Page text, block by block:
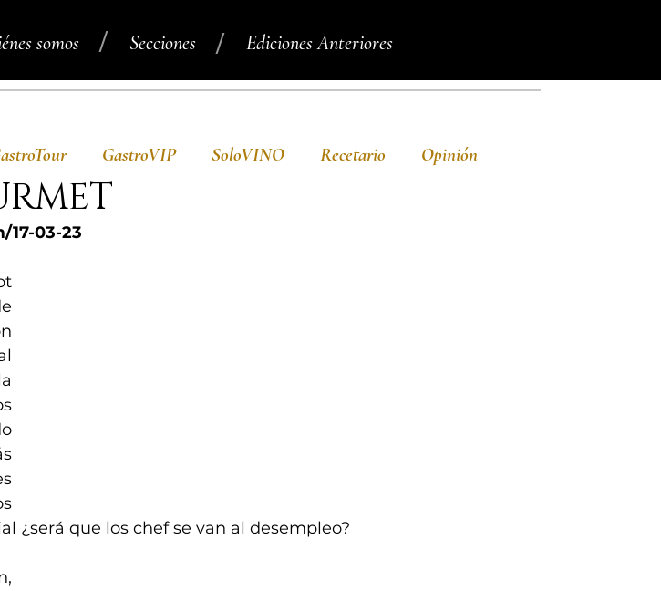
somos Secciones Ediciones Anteriores
/ /
17-03-23
¿será que los chef se van al desempleo?
GastroVIP SoloVINO Recetario Opinión